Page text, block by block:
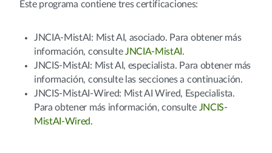
Este programa contiene tres certificaciones:
JNCIA-MistAI: Mist AI, asociado. Para obtener más
información, consulteJNCIA-MistAI .
JNCIS-MistAI: Mist AI, especialista. Para obtener más
información, consulte las secciones a continuación.
JNCIS-MistAI-Wired: Mist AI Wired, Especialista.
Para obtener más información, consulte JNCIS-
MistAI-Wired.